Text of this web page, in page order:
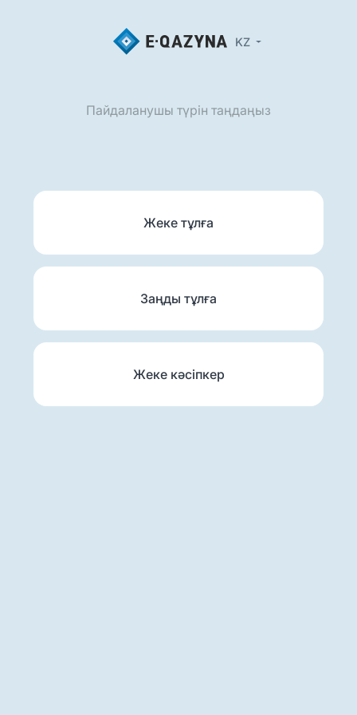
KZ
Пайдаланушы түрін таңдаңыз
Жеке тұлға
Заңды тұлға
Жеке кәсіпкер